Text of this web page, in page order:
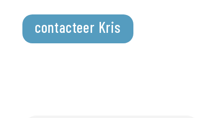
contacteer Kris